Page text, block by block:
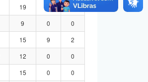
19 0
0
9 0
0
15 9
2
12 0
0
15 0
0